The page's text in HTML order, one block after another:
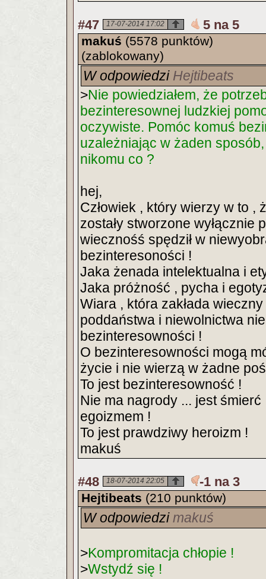
#47 17-07-2014 17:02
5 na 5
makuś (5578 punktów)
(zablokowany)
W odpowiedzi Hejtibeats
>Nie powiedziałem, że
bezinteresownej ludzkiej
oczywiste. Pomóc komuś
uzależniając w żaden
nikomu co ?
hej,
Człowiek , który wierzy w to
zostały stworzone wyłącznie
wiecznośś spędził w
bezinteresoności !
Jaka żenada intelektualna i
Jaka próżność , pycha i
Wiara , która zakłada
poddaństwa i niewolnictwa
bezinteresowności !
O bezinteresowności mogą
życie i nie wierzą w żadne
To jest bezinteresowność !
Nie ma nagrody ... jest
egoizmem !
To jest prawdziwy heroizm !
makuś
#48 18-07-2014 22:05
-1 na 3
Hejtibeats (210 punktów)
W odpowiedzimakuś
>Kompromitacja chłopie !
>Wstydź się !